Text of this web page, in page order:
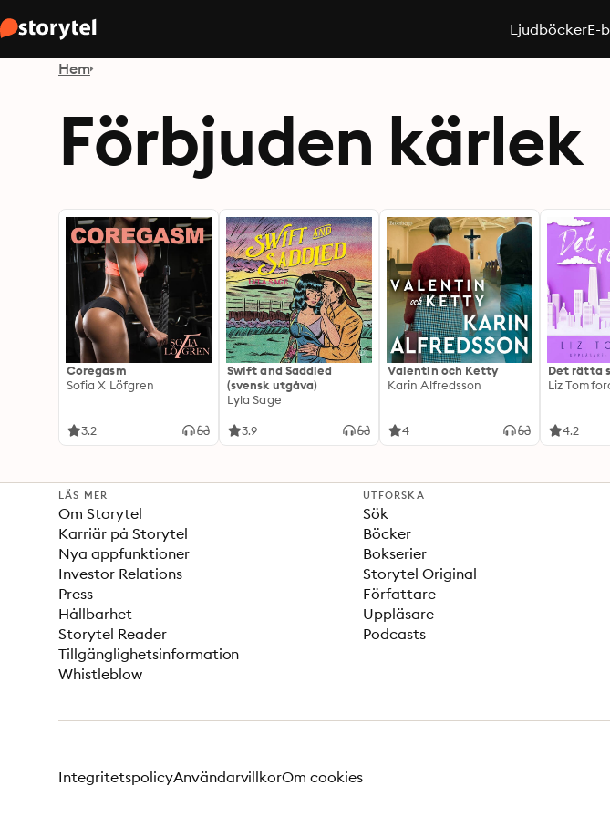
LjudböckerE-
Hem
Förbjuden kärlek
Coregasm
Sofia X Löfgren
3.2
Swift and Saddled
(svensk utgåva)
Lyla Sage
3.9
Valentin och Ketty
Karin Alfredsson
4
Det rätta
Liz
4.2
LÄS MER
Om Storytel
Karriär på Storytel
Nya appfunktioner
Investor Relations
Press
Hållbarhet
Storytel Reader
Tillgänglighetsinformation
Whistleblow
UTFORSKA
Sök
Böcker
Bokserier
Storytel Original
Författare
Uppläsare
Podcasts
IntegritetspolicyAnvändarvillkorOm cookies